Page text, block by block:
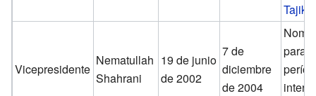
Tajiko
Vicepresidente
Nematullah
Shahrani
19 de junio
de 2002
7 de
diciembre
de 2004
para